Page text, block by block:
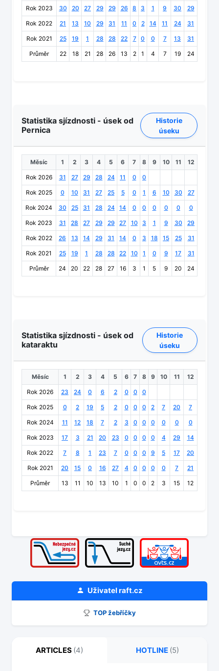
Rok 2023 30 20 27 29 29 26 8 3 1 9 30 29
Rok 2022 21 13 10 29 31 11 0 2 14 11 24 31
Rok 2021 25 19 1 28 28 22 7 0 0 7 13 31
Průměr 22 18 21 28 26 13 2 1 4 7 19 24
Statistika sjízdnosti - úsek od
Pernica
Historie
úseku
Měsíc 1 2 3 4 5 6 7 8 9 10 11 12
Rok 2026 31 27 29 28 24 11 0 0
Rok 2025 0 10 31 27 25 5 0 1 6 10 30 27
Rok 2024 30 25 31 28 24 14 0 0 0 0 0 0
Rok 2023 31 28 27 29 29 27 10 3 1 9 30 29
Rok 2022 26 13 14 29 31 14 0 3 18 15 25 31
Rok 2021 25 19 1 28 28 22 10 1 0 9 17 31
Průměr 24 20 22 28 27 16 3 1 5 9 20 24
Statistika sjízdnosti - úsek od
kataraktu
Historie
úseku
Měsíc 1 2 3 4 5 6 7 8 9 10 11 12
Rok 2026 23 24 0 6 2 0 0 0
Rok 2025 0 2 19 5 2 0 0 0 2 7 20 7
Rok 2024 11 12 18 7 2 3 0 0 0 0 0 0
Rok 2023 17 3 21 20 23 0 0 0 0 4 29 14
Rok 2022 7 8 1 23 7 0 0 0 9 5 17 20
Rok 2021 20 15 0 16 27 4 0 0 0 0 7 21
Průměr 13 11 10 13 10 1 0 0 2 3 15 12
Uživatelraft.cz
TOP žebříčky
ARTICLES (4) HOTLINE (5)